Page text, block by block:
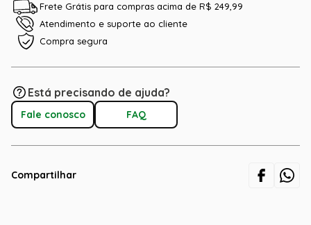
Frete Grátis para compras acima de R$ 249,99
Atendimento e suporte ao cliente
Compra segura
Está precisando de ajuda?
Fale conosco FAQ
Compartilhar